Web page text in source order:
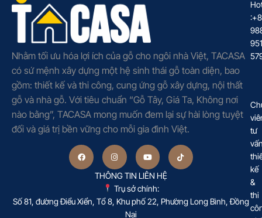
Nhằm tối ưu hóa lợi ích của gỗ cho ngôi nhà Việt, TACASA
có sứ mệnh xây dựng một hệ sinh thái gỗ toàn diện, bao
gồm: thiết kế và thi công, cung ứng gỗ xây dựng, nội thất
gỗ và nhà gỗ. Với tiêu chuẩn “Gỗ Tây, Giá Ta, Không nơi
nào bằng”, TACASA mong muốn đem lại sự hài lòng tuyệt
đối và giá trị bền vững cho mỗi gia đình Việt.
THÔNG TIN LIÊN HỆ
Trụ sở chính:
Số 81, đường Điểu Xiển, Tổ 8, Khu phố 22, Phường Long Bình, Đồng
Nai
951
tư
kế
&
thi